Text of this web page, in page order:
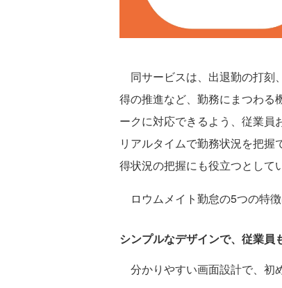
同サービスは、出退勤の打刻
得の推進など、勤務にまつわる
ークに対応できるよう、従業員
リアルタイムで勤務状況を把
得状況の把握にも役立つとして
ロウムメイト勤怠の5つの特徴
シンプルなデザインで、従業員
分かりやすい画面設計で、初